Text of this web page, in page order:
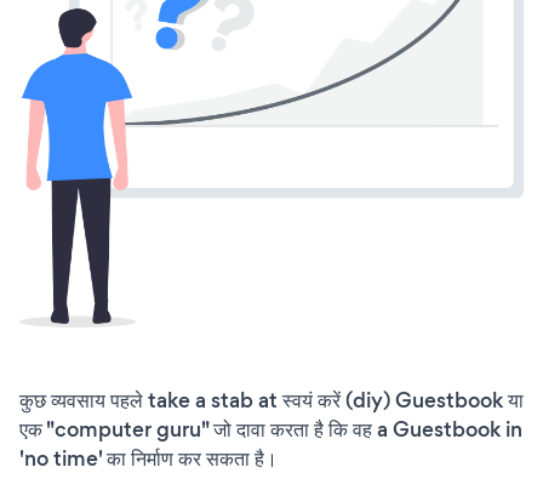
कुछ व्यवसाय पहले take a stab at स्वयं करें (diy) Guestbook या
एक "computer guru" जो दावा करता है कि वह a Guestbook in
'no time' का निर्माण कर सकता है।